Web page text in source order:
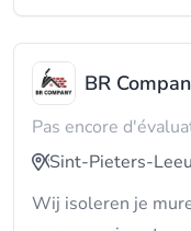
BR
Pas encore
Sint-Pieters-
Wij isoleren je